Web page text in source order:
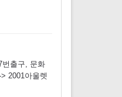
번출구, 문화
2001아울렛